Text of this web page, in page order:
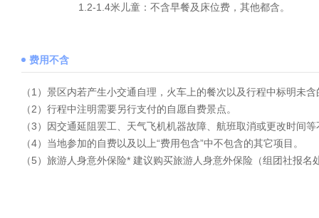
1.2-1.4米儿童：不含早餐及床位费，其他都含。
费用不含
（1）景区内若产生小交通自理，火车上的餐次以及行程中标明未
（2）行程中注明需要另行支付的自愿自费景点。
（3）因交通延阻罢工、天气飞机机器故障、航班取消或更改时间
（4）当地参加的自费以及以上“费用包含”中不包含的其它项目。
（5）旅游人身意外保险* 建议购买旅游人身意外保险（组团社报名